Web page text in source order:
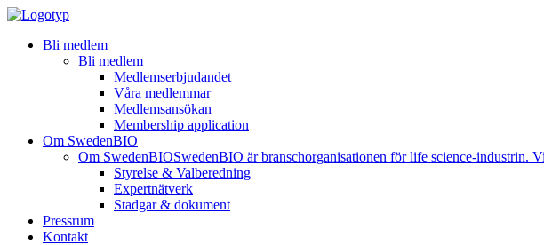
Bli medlem
Bli medlem
Medlemserbjudandet
Våra medlemmar
Medlemsansökan
Membership application
Om SwedenBIO
Om SwedenBIOSwedenBIO är branschorganisationen för life science-industrin.
Styrelse & Valberedning
Expertnätverk
Stadgar & dokument
Pressrum
Kontakt